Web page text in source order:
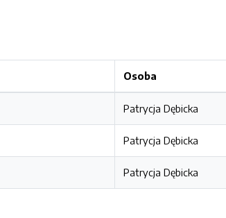
Osoba
Patrycja Dębicka
Patrycja Dębicka
Patrycja Dębicka